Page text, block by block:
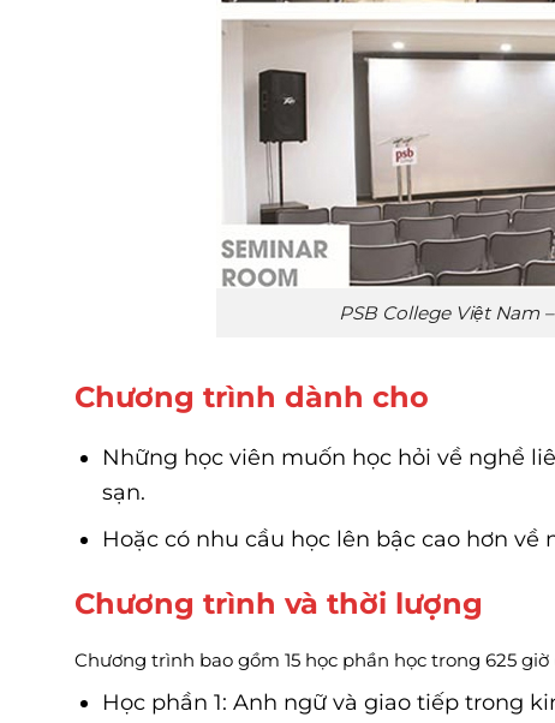
PSB College Việt Nam
Chương trình dành cho
Những học viên muốn học hỏi về nghề
sạn.
Hoặc có nhu cầu học lên bậc cao hơn về
Chương trình và thời lượng
Chương trình bao gồm 15 học phần học trong 625 giờ
Học phần 1: Anh ngữ và giao tiếp trong